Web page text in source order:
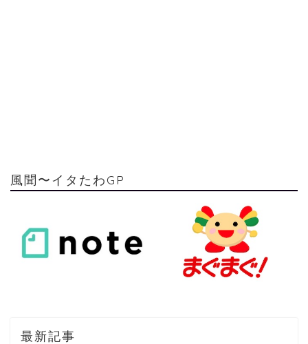
風聞〜イタたわGP
最新記事